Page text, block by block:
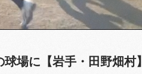
場に【岩手・田野畑村】